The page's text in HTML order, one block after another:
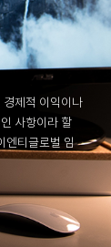
경제적 이익이나
사항이라 할
엔티글로벌 임